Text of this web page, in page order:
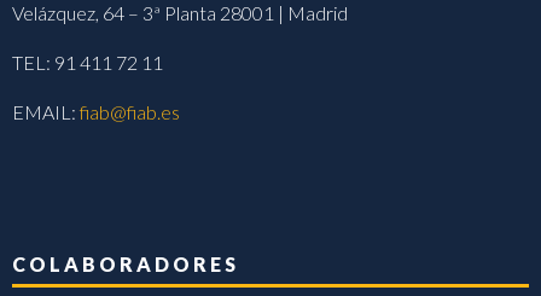
Velázquez, 64 – 3ª Planta 28001 | Madrid
TEL: 91 411 72 11
EMAIL:fiab@fiab.es
COLABORADORES